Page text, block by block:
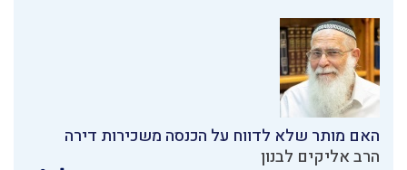
האם מותר שלא לדווח על הכנסה משכירות דירה
הרב אליקים לבנון